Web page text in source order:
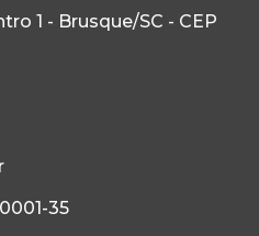
1 - Brusque/SC - CEP
35